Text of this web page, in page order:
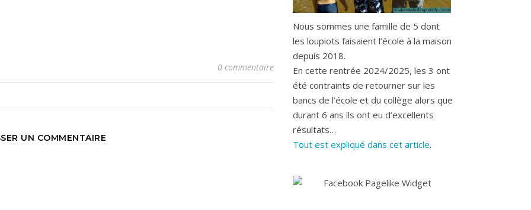
0 commentaire
UN COMMENTAIRE
Nous sommes une famille de 5 dont
les loupiots faisaient l’école à la maison
depuis 2018.
En cette rentrée 2024/2025, les 3 ont
été contraints de retourner sur les
bancs de l’école et du collège alors que
durant 6 ans ils ont eu d’excellents
résultats…
Tout est expliqué dans cet article.